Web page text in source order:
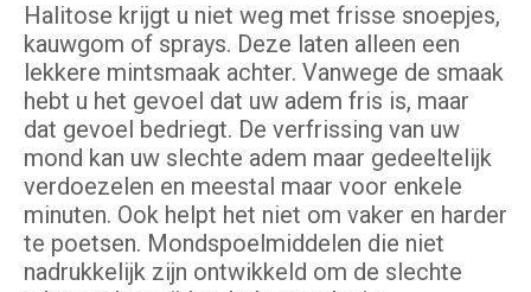
Halitose krijgt u niet weg met frisse snoepjes,
kauwgom of sprays. Deze laten alleen een
lekkere mintsmaak achter. Vanwege de smaak
hebt u het gevoel dat uw adem fris is, maar
dat gevoel bedriegt. De verfrissing van uw
mond kan uw slechte adem maar gedeeltelijk
verdoezelen en meestal maar voor enkele
minuten. Ook helpt het niet om vaker en harder
te poetsen. Mondspoelmiddelen die niet
nadrukkelijk zijn ontwikkeld om de slechte